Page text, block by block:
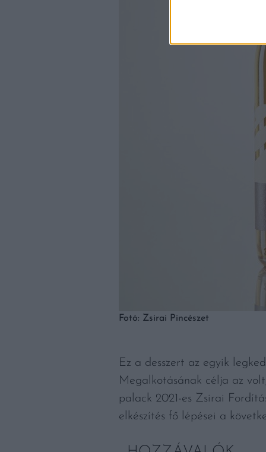
Fotó: Zsirai Pincészet
Ez a desszert az egyik
Megalkotásának célja az
palack 2021-es Zsirai
elkészítés fő lépései a